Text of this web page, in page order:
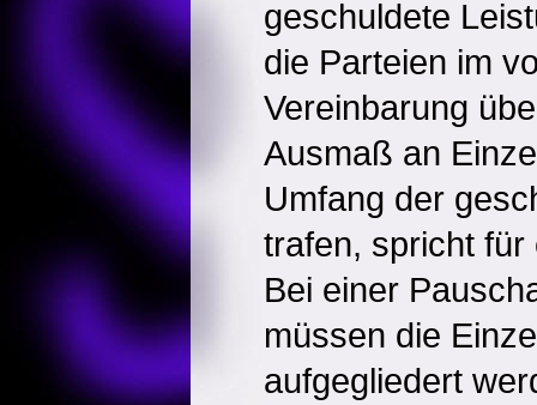
geschuldete
die Parteien im
Vereinbarung
Ausmaß an
Umfang der
trafen, spricht
Bei einer
müssen die
aufgegliedert